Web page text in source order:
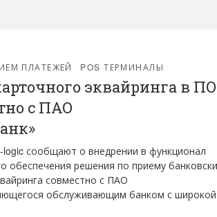
ПЛАТЕЖЕЙ POS ТЕРМИНАЛЫ
эквайринга в ПО
с ПАО
сообщают о внедрении в функционал
обеспечения решения по приему
совместно с ПАО
обслуживающим банком с широкой